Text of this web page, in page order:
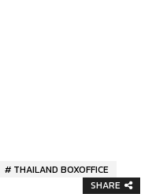
THAILAND BOXOFFICE
SHARE